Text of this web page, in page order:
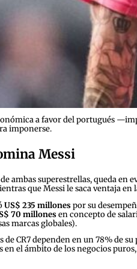
a favor del portugués
imponerse.
Messi
ambas superestrellas, queda en
que Messi le saca ventaja
US$ 235 millonespor su
70 millonesen concepto de
marcas globales).
de CR7 dependen en un 78% de
en el ámbito de los negocios